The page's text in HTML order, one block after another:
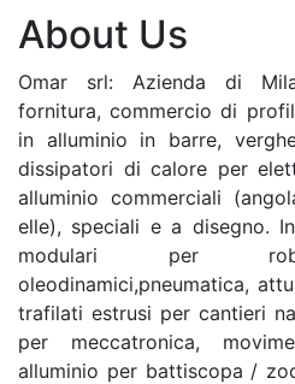
About Us
Omar srl: Azienda di
fornitura, commercio di
in alluminio in barre,
dissipatori di calore per
alluminio commerciali
elle), speciali e a disegno.
modulari per
oleodinamici,pneumatica,
trafilati estrusi per cantieri
per meccatronica,
alluminio per battiscopa /